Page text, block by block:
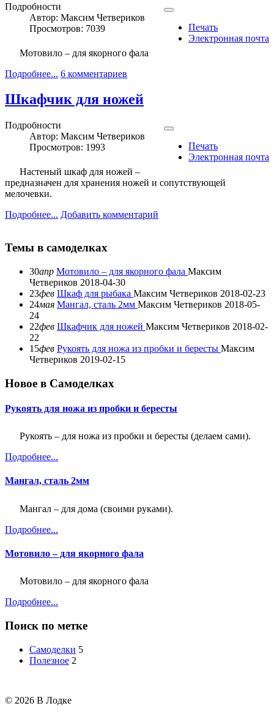
Печать
Электронная почта
Подробности
Автор: Максим Четвериков
Просмотров: 7039
Мотовило – для якорного фала
Подробнее... 6 комментариев
Шкафчик для ножей
Печать
Электронная почта
Подробности
Автор: Максим Четвериков
Просмотров: 1993
Настеный шкаф для ножей –
предназначен для хранения ножей и сопутствующей
мелочевки.
Подробнее... Добавить комментарий
Темы в самоделках
30апр Мотовило – для якорного фала Максим
Четвериков 2018-04-30
23фев Шкаф для рыбака Максим Четвериков 2018-02-23
24мая Мангал, сталь 2мм Максим Четвериков 2018-05-
24
22фев Шкафчик для ножей Максим Четвериков 2018-02-
22
15фев Рукоять для ножа из пробки и бересты Максим
Четвериков 2019-02-15
Новое в Самоделках
Рукоять для ножа из пробки и бересты
Рукоять – для ножа из пробки и бересты (делаем сами).
Подробнее...
Мангал, сталь 2мм
Мангал – для дома (своими руками).
Подробнее...
Мотовило – для якорного фала
Мотовило – для якорного фала
Подробнее...
Поиск по метке
Самоделки 5
Полезное 2
© 2026 В Лодке